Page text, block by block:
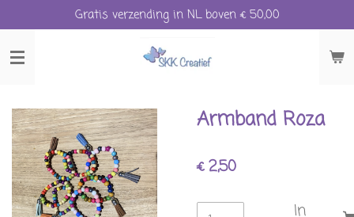
direct
naar
de
Gratis verzending in NL boven € 50,00
Armband Roza
€ 2,50
In